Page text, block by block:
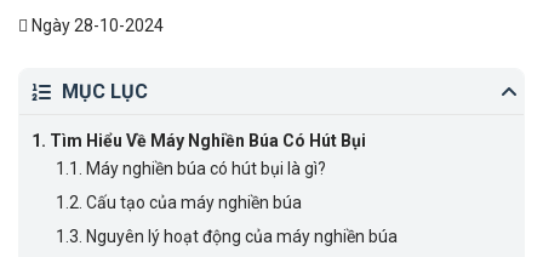
Ngày 28-10-2024
MỤC LỤC
1. Tìm Hiểu Về Máy Nghiền Búa Có Hút Bụi
1.1.
Máy nghiền búa có hút bụi là gì?
1.2. Cấu tạo của máy nghiền búa
1.3. Nguyên lý hoạt động của máy nghiền búa